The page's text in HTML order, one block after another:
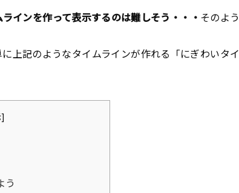
ラインを作って表示するのは難しそう・・・ そのよう
上記のようなタイムラインが作れる「にぎわいタイ
]
う